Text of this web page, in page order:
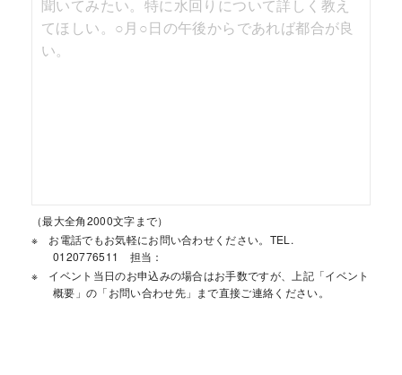
（最大全角2000文字まで）
お電話でもお気軽にお問い合わせください。TEL.
0120776511 担当：
イベント当日のお申込みの場合はお手数ですが、上記「イベント
概要」の「お問い合わせ先」まで直接ご連絡ください。